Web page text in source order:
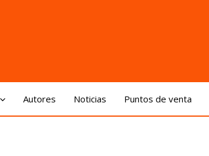
Autores Noticias Puntos de venta